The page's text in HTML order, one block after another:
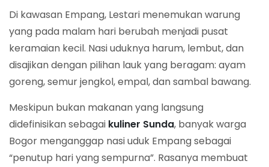
Di kawasan Empang, Lestari menemukan warung
yang pada malam hari berubah menjadi pusat
keramaian kecil. Nasi uduknya harum, lembut, dan
disajikan dengan pilihan lauk yang beragam: ayam
goreng, semur jengkol, empal, dan sambal bawang.
Meskipun bukan makanan yang langsung
didefinisikan sebagai kuliner Sunda, banyak warga
Bogor menganggap nasi uduk Empang sebagai
“penutup hari yang sempurna”. Rasanya membuat